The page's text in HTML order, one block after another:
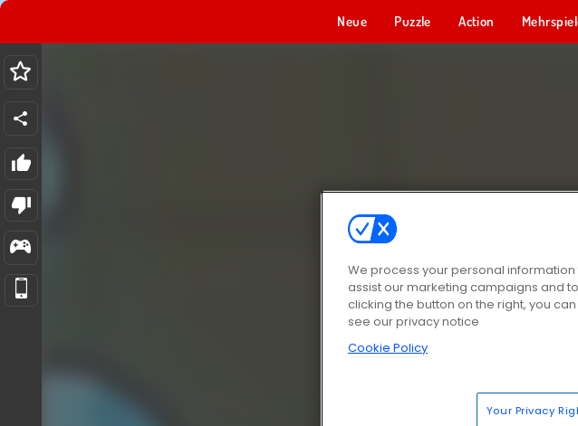
Neue Puzzle Action
We process your personal
assist our marketing campaigns and
clicking the button on the right, you
see our privacy notice
Cookie Policy
Your Privacy